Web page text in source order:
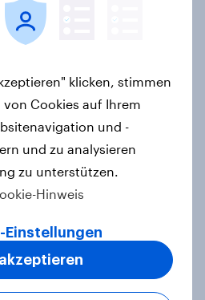
kaum Vorsorge für
bleibt
Rot unter Druck:
so niedrig wie seit
klicken, stimmen
Cookies auf Ihrem
und -
und zu analysieren
zu unterstützen.
Hinweis
Einstellungen